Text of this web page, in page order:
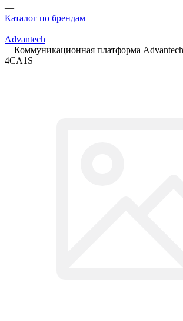
—
Каталог по брендам
—
Advantech
—Коммуникационная платформа
4CA1S